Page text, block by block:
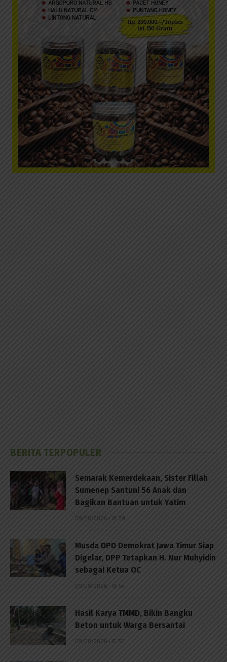
BERITA TERPOPULER
Semarak Kemerdekaan, Sister Fillah
Sumenep Santuni 56 Anak dan
Bagikan Bantuan untuk Yatim
09/08/2026 - 19:39
Musda DPD Demokrat Jawa Timur Siap
Digelar, DPP Tetapkan H. Nur Muhyidin
sebagai Ketua OC
09/08/2026 - 18:54
Hasil Karya TMMD, Bikin Bangku
Beton untuk Warga Bersantai
09/08/2026 - 15:30